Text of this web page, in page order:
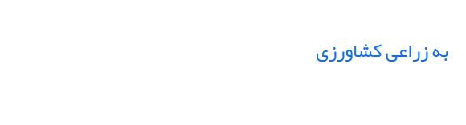
به زراعی کشاورزی